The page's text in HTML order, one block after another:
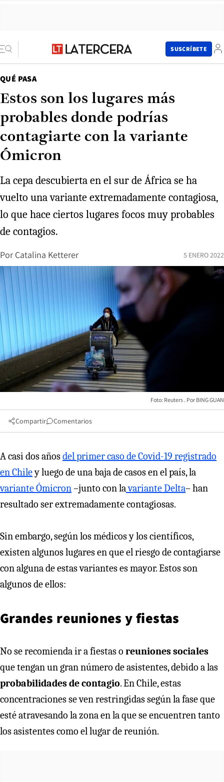
SUSCRÍBETE
QUÉ PASA
Estos son los lugares más
probables donde podrías
contagiarte con la variante
Ómicron
La cepa descubierta en el sur de África se ha
vuelto una variante extremadamente contagiosa,
lo que hace ciertos lugares focos muy probables
de contagios.
Por Catalina Ketterer 5 ENERO 2022
Foto: Reuters BING GUAN
Compartir Comentarios
A casi dos añosdel primer caso de Covid-19 registrado
en Chiley luego de una baja de casos en el país, la
variante Ómicron–junto con lavariante Delta– han
resultado ser extremadamente contagiosas.
Sin embargo, según los médicos y los científicos,
existen algunos lugares en que el riesgo de contagiarse
con alguna de estas variantes es mayor. Estos son
algunos de ellos:
Grandes reuniones y fiestas
No se recomienda ir a fiestas o reuniones sociales
que tengan un gran número de asistentes, debido a las
probabilidades de contagio. En Chile, estas
concentraciones se ven restringidas según la fase que
esté atravesando la zona en la que se encuentren tanto
los asistentes como el lugar de reunión.